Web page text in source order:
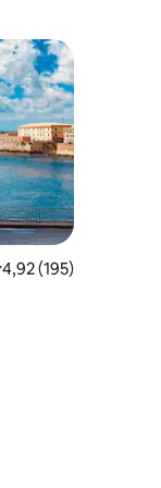
შეფასებაა
4,92 (195)